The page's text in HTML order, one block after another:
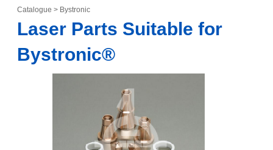
Catalogue > Bystronic
Laser Parts Suitable for
Bystronic®